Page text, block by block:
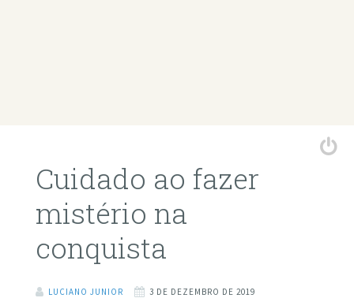
Cuidado ao fazer
mistério na
conquista
LUCIANO JUNIOR
3 DE DEZEMBRO DE 2019